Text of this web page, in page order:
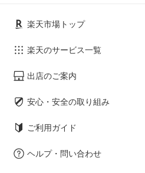
楽天市場トップ
楽天のサービス一覧
出店のご案内
安心・安全の取り組み
ご利用ガイド
ヘルプ・問い合わせ